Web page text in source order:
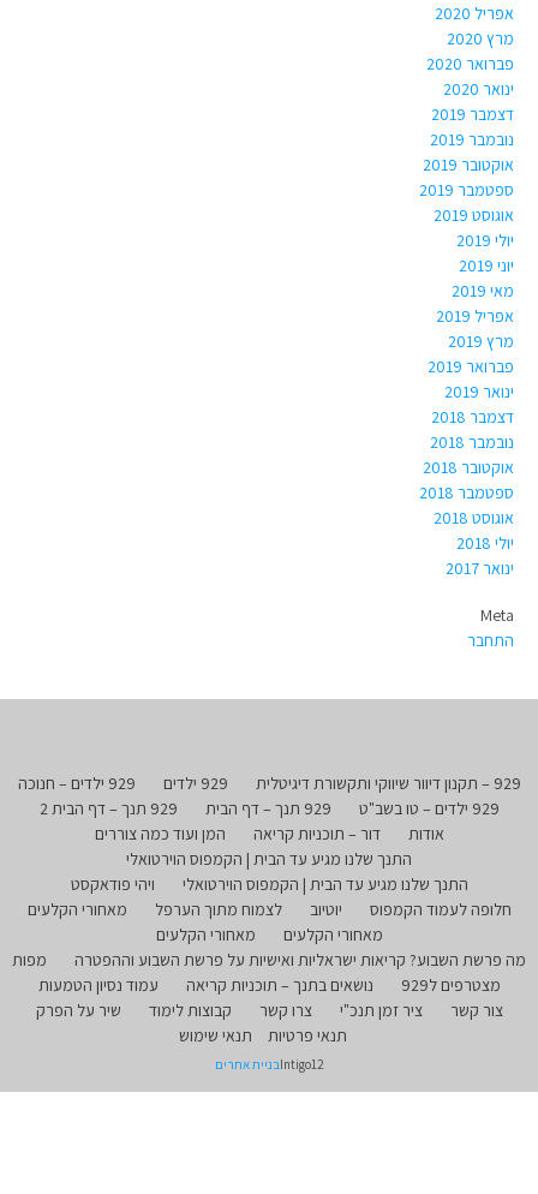
אפריל 2020
מרץ 2020
פברואר 2020
ינואר 2020
דצמבר 2019
נובמבר 2019
אוקטובר 2019
ספטמבר 2019
אוגוסט 2019
יולי 2019
יוני 2019
מאי 2019
אפריל 2019
מרץ 2019
פברואר 2019
ינואר 2019
דצמבר 2018
נובמבר 2018
אוקטובר 2018
ספטמבר 2018
אוגוסט 2018
יולי 2018
ינואר 2017
Meta
התחבר
929 – תקנון דיוור שיווקי ותקשורת דיגיטלית 929 ילדים
929 ילדים – חנוכה
929 ילדים – טו בשב"ט
929 תנך – דף הבית
929 תנך – דף הבית 2
אודות
דור – תוכניות קריאה
המן ועוד כמה צוררים
התנך שלנו מגיע עד הבית | הקמפוס הוירטואלי
התנך שלנו מגיע עד הבית | הקמפוס הוירטואלי
ויהי פודאקסט
חלופה לעמוד הקמפוס
יוטיוב לצמוח מתוך הערפל
מאחורי הקלעים
מאחורי הקלעים
מאחורי הקלעים
מה פרשת השבוע? קריאות ישראליות ואישיות על פרשת השבוע וההפטרה
מפות
מצטרפים ל929
נושאים בתנך – תוכניות קריאה
עמוד נסיון הטמעות
צור קשר
ציר זמן תנכ"י צרו קשר קבוצות לימוד
שיר על הפרק
תנאי פרטיות
תנאי שימוש
Intigo12בניית אתרים